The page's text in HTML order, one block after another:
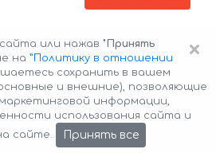
Авто-Аренда Cookie Policy
×
или нажав "Принять
на ”Политику в отношении
сохранить в вашем
и внешние), позволяющие
информации,
использования сайта и
сайте.
Принять все